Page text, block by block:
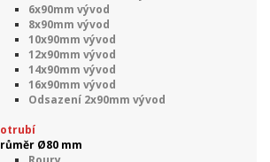
6x90mm vývod
8x90mm vývod
10x90mm vývod
12x90mm vývod
14x90mm vývod
16x90mm vývod
Odsazení 2x90mm vývod
Ø80 mm